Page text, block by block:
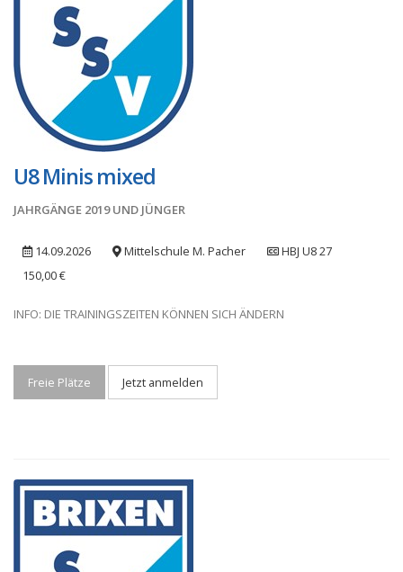
U8 Minis mixed
JAHRGÄNGE 2019 UND JÜNGER
14.09.2026 Mittelschule M. Pacher
HBJ U8 27
150,00 €
INFO: DIE TRAININGSZEITEN KÖNNEN SICH ÄNDERN
Freie Plätze Jetzt anmelden